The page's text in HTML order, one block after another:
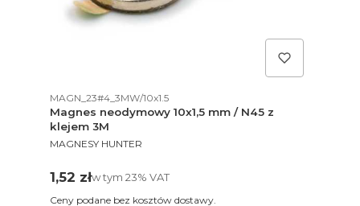
Kod produktu
MAGN_23#4_3MW/10x1.5
Magnes neodymowy 10x1,5 mm / N45 z
klejem 3M
PRODUCENT
MAGNESY HUNTER
Cena brutto
1,52 złw tym %s VAT
w tym 23% VAT
Ceny podane bez kosztów dostawy.